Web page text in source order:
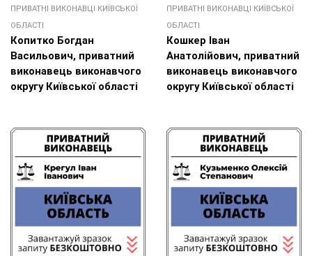
ПРИВАТНІ ВИКОНАВЦІ КИЇВСЬКОЇ
ОБЛАСТІ
Копитко Богдан
Васильович, приватний
виконавець виконавчого
округу Київської області
ПРИВАТНІ ВИКОНАВЦІ КИЇВСЬКОЇ
ОБЛАСТІ
Кошкер Іван
Анатолійович, приватний
виконавець виконавчого
округу Київської області